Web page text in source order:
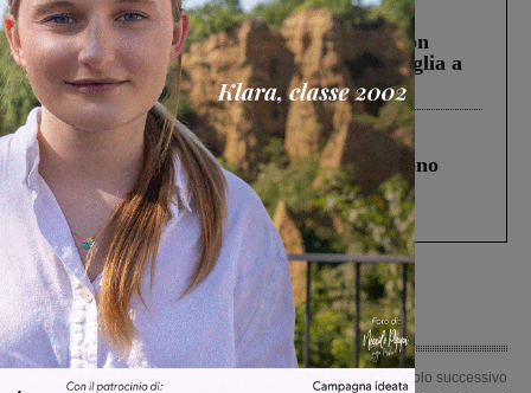
Cronaca 3 Agosto 2026
Scomparso da una struttura di Castiglion
Fiorentino l’uomo che aveva ucciso la figlia a
Levane nel 2020
Cronaca 4 Agosto 2026
Un anno fa la strage in A1 in cui morirono
Gianni, Giulia e Franco. Lo schianto, il
processo, lo stop ai sorpassi fra tir....
Articolo precedente
Articolo successivo